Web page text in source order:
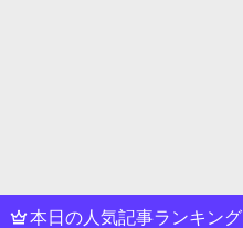
本日の人気記事ランキング